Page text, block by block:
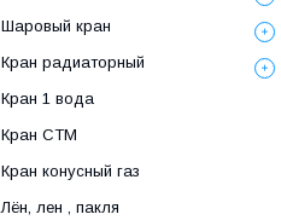
Шаровый кран
Кран радиаторный
Кран 1 вода
Кран СТМ
Кран конусный газ
Лён, лен , пакля